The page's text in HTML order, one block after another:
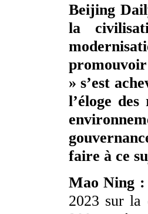
Beijing
la
promouvoir
» s’est
l’éloge
faire à ce
Mao Ning :
2023 sur la